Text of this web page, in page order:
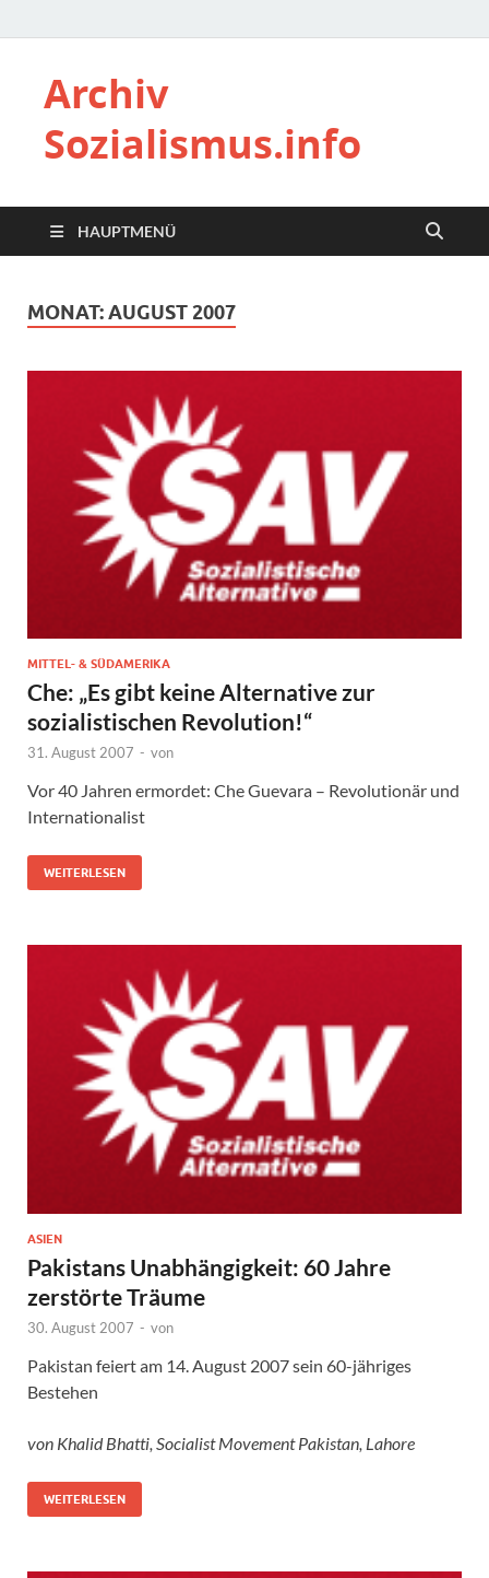
Archiv
Sozialismus.info
HAUPTMENÜ
MONAT:AUGUST 2007
MITTEL- & SÜDAMERIKA
Che: „Es gibt keine Alternative zur
sozialistischen Revolution!“
31. August 2007 - von
Vor 40 Jahren ermordet: Che Guevara – Revolutionär und
Internationalist
WEITERLESEN
ASIEN
Pakistans Unabhängigkeit: 60 Jahre
zerstörte Träume
30. August 2007 - von
Pakistan feiert am 14. August 2007 sein 60-jähriges
Bestehen
von Khalid Bhatti, Socialist Movement Pakistan, Lahore
WEITERLESEN